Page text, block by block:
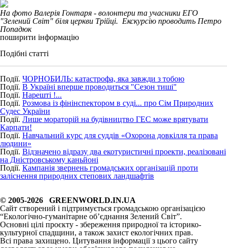
На фото Валерія Гонтаря - волонтери та учасники ЕГО
"Зелений Світ" біля церкви Трійці. Екскурсію проводить Петро
Попадюк
поширити інформацію
Подібні статті
Події. ЧОРНОБИЛЬ: катастрофа, яка завжди з тобою
Події. В Україні вперше проводиться "Сезон тиші"
Події. Нарешті !...
Події. Розмова із фінінспектором в суді... про Сім Природних
Судес України
Події. Лише мораторій на будівництво ГЕС може врятувати
Карпати!
Події. Hавчальний курс для суддів «Охорона довкілля та права
людини»
Події. Відзначено відразу два екотуристичні проекти, реалізовані
на Дністровському каньйоні
Події. Кампанія звернень громадських організацій проти
заліснення природних степових ландшафтів
© 2005-2026 GREENWORLD.IN.UA
Сайт створений і підтримується громадською організацією
“Екологічно-гуманітарне об’єднання Зелений Світ”.
Основні цілі проєкту - збереження природної та історико-
культурної спадщини, а також захист екологічних прав.
Всі права захищено. Цитування інформації з цього сайту